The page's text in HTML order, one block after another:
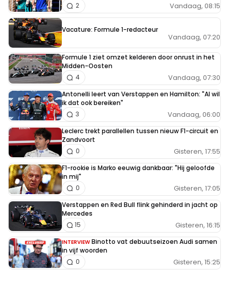
Vandaag, 08:15
2
Vacature: Formule 1-redacteur
Vandaag, 07:20
Formule 1 ziet omzet kelderen door onrust in het
Midden-Oosten
Vandaag, 07:30
4
Antonelli leert van Verstappen en Hamilton: "Al wil
ik dat ook bereiken"
Vandaag, 06:00
3
Leclerc trekt parallellen tussen nieuw F1-circuit en
Zandvoort
Gisteren, 17:55
0
F1-rookie is Marko eeuwig dankbaar: "Hij geloofde
in mij"
Gisteren, 17:05
0
Verstappen en Red Bull flink gehinderd in jacht op
Mercedes
Gisteren, 16:15
15
INTERVIEW Binotto vat debuutseizoen Audi samen
in vijf woorden
Gisteren, 15:25
0